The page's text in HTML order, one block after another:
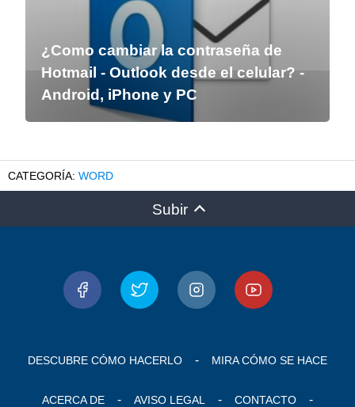
¿Como cambiar la contraseña de
Hotmail - Outlook desde el celular? -
Android, iPhone y PC
WORD
Subir
DESCUBRE CÓMO HACERLO MIRA CÓMO SE HACE
ACERCA DE AVISO LEGAL CONTACTO